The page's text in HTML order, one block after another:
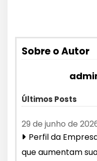
Sobre o Autor
Últimos Posts
29 de junho de
Perfil da
que aumentam